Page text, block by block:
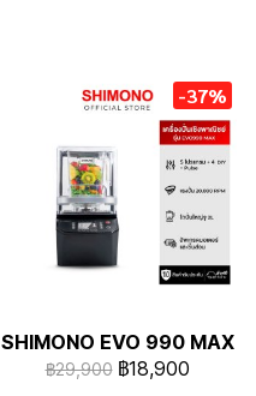
-37%
SHIMONO EVO 990 MAX
฿29,900 ฿18,900